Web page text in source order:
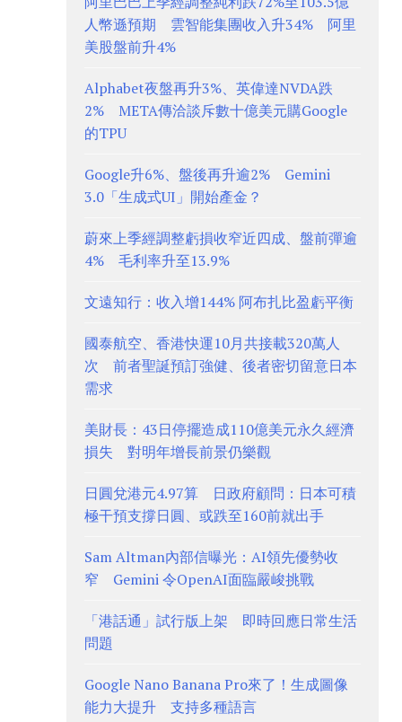
人幣遜預期 雲智能集團收入升34% 阿里
美股盤前升4%
Alphabet夜盤再升3%、英偉達NVDA跌
2% META傳洽談斥數十億美元購Google
的TPU
Google升6%、盤後再升逾2% Gemini
3.0「生成式UI」開始產金？
蔚來上季經調整虧損收窄近四成、盤前彈逾
4% 毛利率升至13.9%
文遠知行：收入增144% 阿布扎比盈虧平衡
國泰航空、香港快運10月共接載320萬人
次 前者聖誕預訂強健、後者密切留意日本
需求
美財長：43日停擺造成110億美元永久經濟
損失 對明年增長前景仍樂觀
日圓兌港元4.97算 日政府顧問：日本可積
極干預支撐日圓、或跌至160前就出手
Sam Altman內部信曝光：AI領先優勢收
窄 Gemini 令OpenAI面臨嚴峻挑戰
「港話通」試行版上架 即時回應日常生活
問題
Google Nano Banana Pro來了！生成圖像
能力大提升 支持多種語言